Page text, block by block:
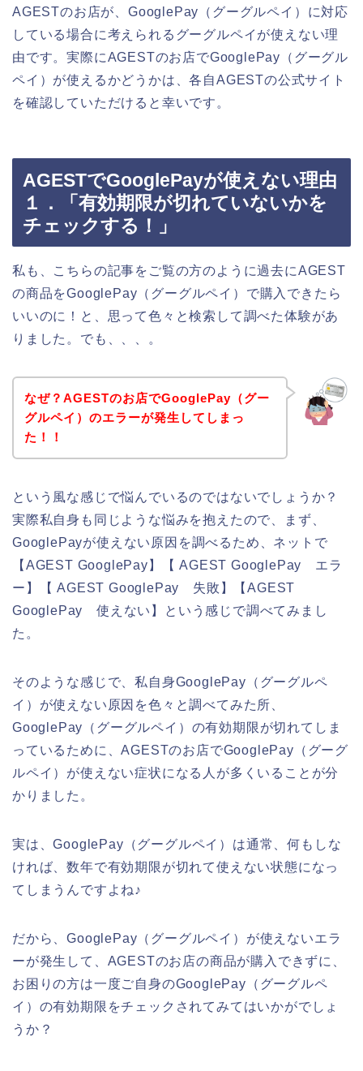
AGESTのお店が、GooglePay（グーグルペイ）に対応
している場合に考えられるグーグルペイが使えない理
由です。実際にAGESTのお店でGooglePay（グーグル
ペイ）が使えるかどうかは、各自AGESTの公式サイト
を確認していただけると幸いです。
AGESTでGooglePayが使えない理由
１．「有効期限が切れていないかを
チェックする！」
私も、こちらの記事をご覧の方のように過去にAGEST
の商品をGooglePay（グーグルペイ）で購入できたら
いいのに！と、思って色々と検索して調べた体験があ
りました。でも、、、。
なぜ？AGESTのお店でGooglePay（グー
グルペイ）のエラーが発生してしまっ
た！！
という風な感じで悩んでいるのではないでしょうか？
実際私自身も同じような悩みを抱えたので、まず、
GooglePayが使えない原因を調べるため、ネットで
【AGEST GooglePay】【 AGEST GooglePay エラ
ー】【 AGEST GooglePay 失敗】【AGEST
GooglePay 使えない】という感じで調べてみまし
た。
そのような感じで、私自身GooglePay（グーグルペ
イ）が使えない原因を色々と調べてみた所、
GooglePay（グーグルペイ）の有効期限が切れてしま
っているために、AGESTのお店でGooglePay（グーグ
ルペイ）が使えない症状になる人が多くいることが分
かりました。
実は、GooglePay（グーグルペイ）は通常、何もしな
ければ、数年で有効期限が切れて使えない状態になっ
てしまうんですよね♪
だから、GooglePay（グーグルペイ）が使えないエラ
ーが発生して、AGESTのお店の商品が購入できずに、
お困りの方は一度ご自身のGooglePay（グーグルペ
イ）の有効期限をチェックされてみてはいかがでしょ
うか？